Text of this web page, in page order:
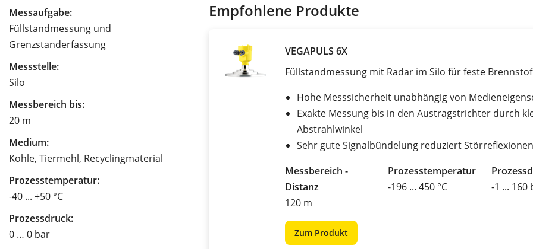
Messaufgabe:
Füllstandmessung und
Grenzstanderfassung
Messstelle:
Silo
Messbereich bis:
20 m
Medium:
Kohle, Tiermehl, Recyclingmaterial
Prozesstemperatur:
-40 ... +50 °C
Prozessdruck:
0 … 0 bar
Empfohlene Produkte
VEGAPULS 6X
Füllstandmessung mit Radar im Silo für feste
Hohe Messsicherheit unabhängig von
Exakte Messung bis in den Austragstrichter durch
Abstrahlwinkel
Sehr gute Signalbündelung reduziert Störreflexionen
Messbereich -
Distanz
120 m
Prozesstemperatur
-196 ... 450 °C
-1 ... 160
Zum Produkt